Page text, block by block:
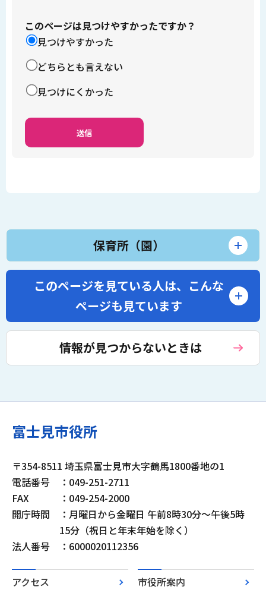
このページは見つけやすかったですか？
見つけやすかった
どちらとも言えない
見つけにくかった
保育所（園）
このページを見ている人は、 こんな
ページも見ています
情報が見つからないときは
富士見市役所
〒354-8511 埼玉県富士見市大字鶴馬1800番地の1
電話番号
：049-251-2711
FAX
：049-254-2000
開庁時間
：月曜日から金曜日 午前8時30分～午後5時
15分（祝日と年末年始を除く）
法人番号
：6000020112356
アクセス 市役所案内